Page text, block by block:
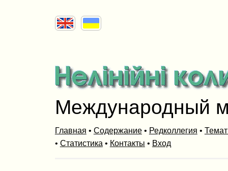
Международный
Главная • Содержание• Редколлегия •
• Статистика • Контакты • Вход